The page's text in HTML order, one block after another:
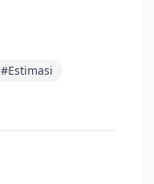
#Estimasi